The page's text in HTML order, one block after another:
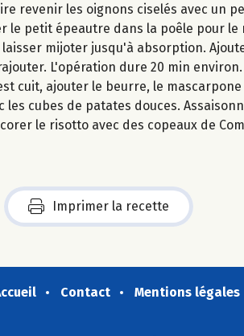
revenir les oignons ciselés avec un
le petit épeautre dans la poêle pour
laisser mijoter jusqu'à absorption.
L'opération dure 20 min environ.
cuit, ajouter le beurre, le
les cubes de patates douces.
le risotto avec des copeaux de
Imprimer la recette
Contact Mentions légales